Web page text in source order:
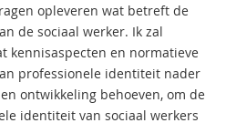
opleveren wat betreft de
de sociaal werker. Ik zal
kennisaspecten en normatieve
professionele identiteit nader
ontwikkeling behoeven, om de
identiteit van sociaal werkers